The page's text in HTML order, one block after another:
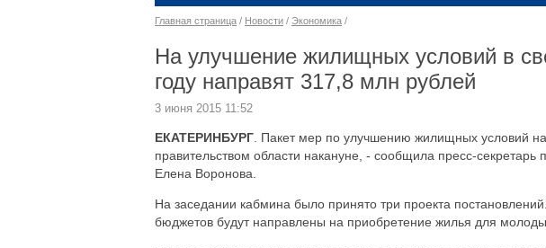
Главная страница / Новости / Экономика /
На улучшение жилищных условий в
году направят 317,8 млн рублей
3 июня 2015 11:52
ЕКАТЕРИНБУРГ . Пакет мер по улучшению жилищных условий
правительством области накануне, - сообщила пресс-секретарь
Елена Воронова.
На заседании кабмина было принято три проекта
бюджетов будут направлены на приобретение жилья для